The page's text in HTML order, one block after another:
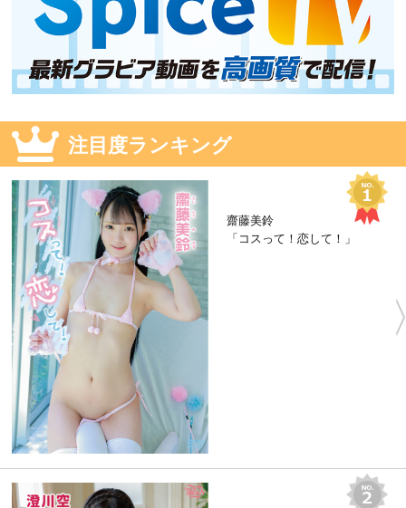
注目度ランキング
齋藤美鈴
「コスって！恋して！」